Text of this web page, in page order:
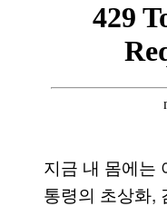
지금 내 몸에는
통령의 초상화,